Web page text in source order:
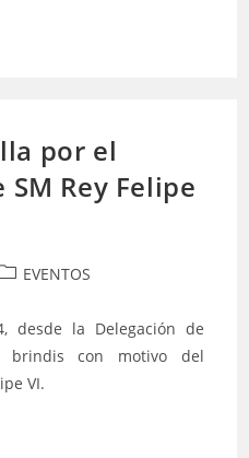
por el
Rey Felipe
la
entrada:
EVENTOS
desde la Delegación de
brindis con motivo del
VI.